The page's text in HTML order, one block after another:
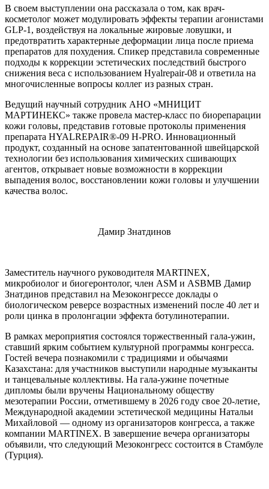
В своем выступлении она рассказала о том, как врач-
косметолог может модулировать эффекты терапии агонистами
GLP-1, воздействуя на локальные жировые ловушки, и
предотвратить характерные деформации лица после приема
препаратов для похудения. Спикер представила современные
подходы к коррекции эстетических последствий быстрого
снижения веса с использованием Hyalrepair-08 и ответила на
многочисленные вопросы коллег из разных стран.
Ведущий научный сотрудник АНО «МНИЦИТ
МАРТИНЕКС» также провела мастер-класс по биорепарации
кожи головы, представив готовые протоколы применения
препарата HYALREPAIR®-09 H-PRO. Инновационный
продукт, созданный на основе запатентованной швейцарской
технологии без использования химических сшивающих
агентов, открывает новые возможности в коррекции
выпадения волос, восстановлении кожи головы и улучшении
качества волос.
Дамир Знатдинов
Заместитель научного руководителя MARTINEX,
микробиолог и биогеронтолог, член ASM и ASBMB Дамир
Знатдинов представил на Мезоконгрессе доклады о
биологическом реверсе возрастных изменений после 40 лет и
роли цинка в пролонгации эффекта ботулинотерапии.
В рамках мероприятия состоялся торжественный гала-ужин,
ставший ярким событием культурной программы конгресса.
Гостей вечера познакомили с традициями и обычаями
Казахстана: для участников выступили народные музыканты
и танцевальные коллективы. На гала-ужине почетные
дипломы были вручены Национальному обществу
мезотерапии России, отметившему в 2026 году свое 20-летие,
Международной академии эстетической медицины Натальи
Михайловой — одному из организаторов конгресса, а также
компании MARTINEX. В завершение вечера организаторы
объявили, что следующий Мезоконгресс состоится в Стамбуле
(Турция).